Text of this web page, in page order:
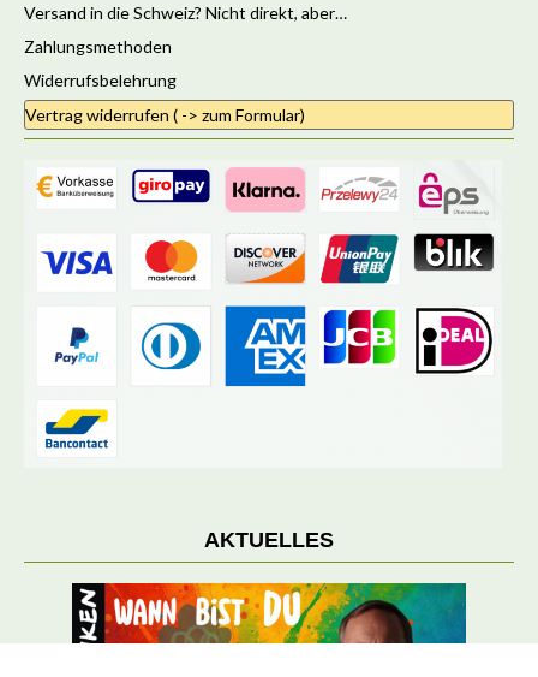
Versand in die Schweiz? Nicht direkt, aber…
Zahlungsmethoden
Widerrufsbelehrung
Vertrag widerrufen ( -> zum Formular)
AKTUELLES